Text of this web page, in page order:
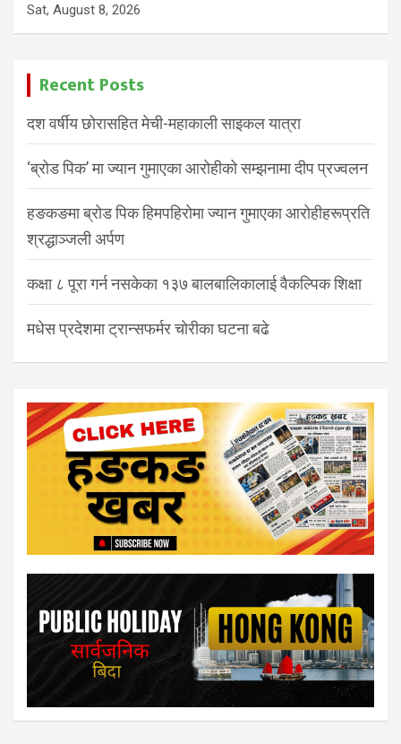
Sat, August 8, 2026
Recent Posts
दश वर्षीय छोरासहित मेची-महाकाली साइकल यात्रा
‘ब्रोड पिक’ मा ज्यान गुमाएका आरोहीको सम्झनामा दीप प्रज्वलन
हङकङमा ब्रोड पिक हिमपहिरोमा ज्यान गुमाएका आरोहीहरूप्रति
श्रद्धाञ्जली अर्पण
कक्षा ८ पूरा गर्न नसकेका १३७ बालबालिकालाई वैकल्पिक शिक्षा
मधेस प्रदेशमा ट्रान्सफर्मर चोरीका घटना बढे